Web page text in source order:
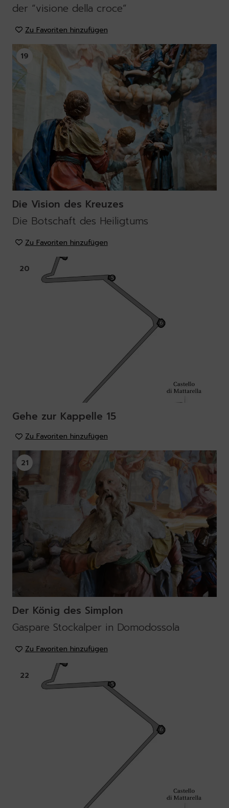
der “visione della croce”
Zu Favoriten hinzufügen
19
Die Vision des Kreuzes
Die Botschaft des Heiligtums
Zu Favoriten hinzufügen
20
Gehe zur Kappelle 15
Zu Favoriten hinzufügen
21
Der König des Simplon
Gaspare Stockalper in Domodossola
Zu Favoriten hinzufügen
22